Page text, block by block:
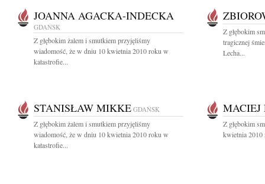
JOANNA AGACKA-INDECKA
GDAŃSK
Z głębokim żalem i smutkiem przyjęliśmy
wiadomość, że w dniu 10 kwietnia 2010 roku w
katastrofie...
Z głębokim
tragicznej
Lecha...
STANISŁAW MIKKE GDAŃSK
Z głębokim żalem i smutkiem przyjęliśmy
wiadomość, że w dniu 10 kwietnia 2010 roku w
katastrofie...
Z głębokim
kwietnia 2010